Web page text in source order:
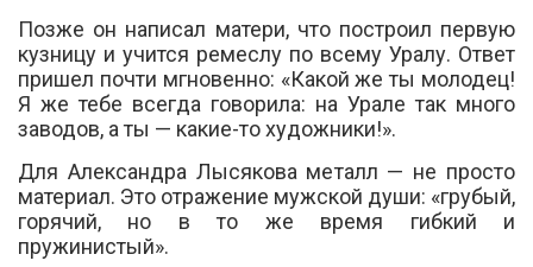
Позже он написал матери, что построил первую
кузницу и учится ремеслу по всему Уралу. Ответ
пришел почти мгновенно: «Какой же ты молодец!
Я же тебе всегда говорила: на Урале так много
заводов, а ты — какие-то художники!».
Для Александра Лысякова металл — не просто
материал. Это отражение мужской души: «грубый,
горячий, но в то же время гибкий и
пружинистый».